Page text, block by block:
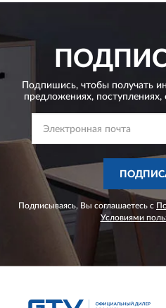
Подпишись, чтобы получать
предложениях,
Подписываясь, Вы соглашаетесь с
Условиями